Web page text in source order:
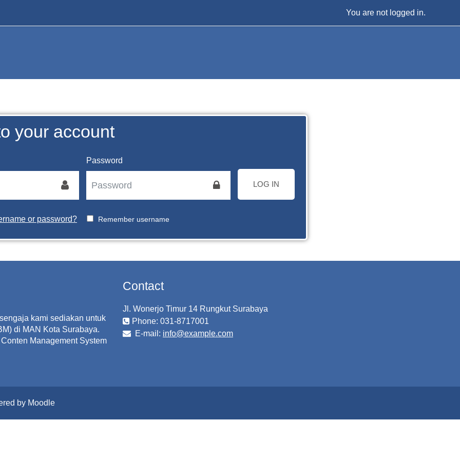
You are not logged in.
your account
Password
LOG IN
or password? Remember username
kami sediakan untuk
di MAN Kota Surabaya.
Management System
Contact
Jl. Wonerjo Timur 14 Rungkut Surabaya
Phone: 031-8717001
E-mail: info@example.com
by Moodle